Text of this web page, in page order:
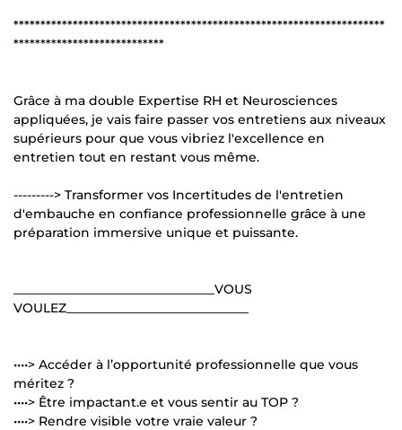
*********************************************************************
****************************
Grâce à ma double Expertise RH et Neurosciences
appliquées, je vais faire passer vos entretiens aux niveaux
supérieurs pour que vous vibriez l'excellence en
entretien tout en restant vous même.
---------> Transformer vos Incertitudes de l'entretien
d'embauche en confiance professionnelle grâce à une
préparation immersive unique et puissante.
________________________________VOUS
VOULEZ_____________________________
••••> Accéder à l’opportunité professionnelle que vous
méritez ?
••••> Être impactant.e et vous sentir au TOP ?
••••> Rendre visible votre vraie valeur ?